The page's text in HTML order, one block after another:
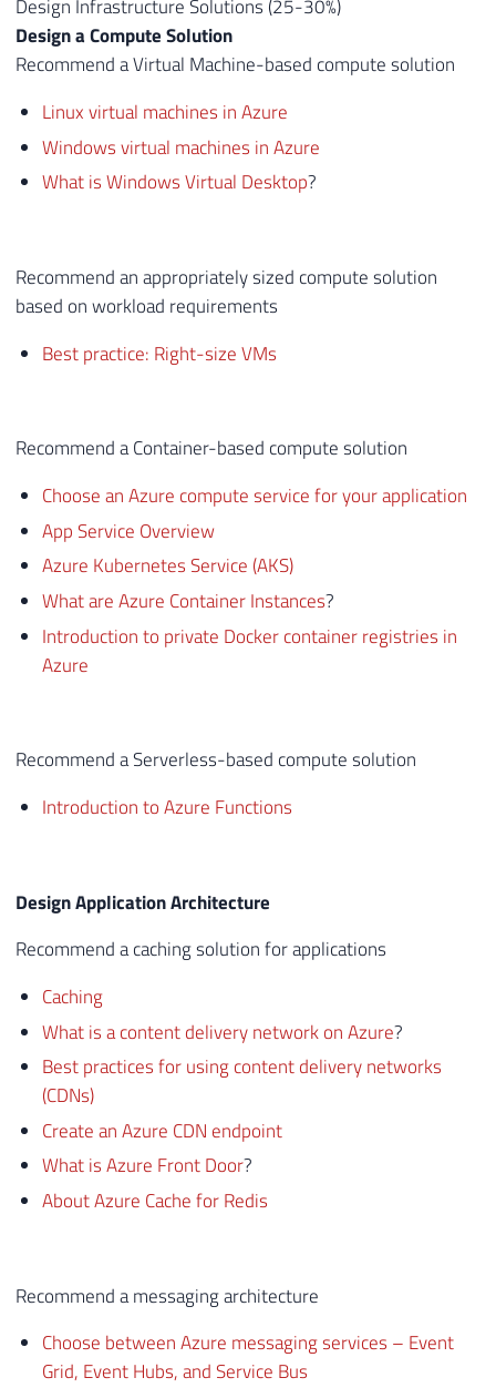
Design Infrastructure Solutions (25-30%)
Design a Compute Solution
Recommend a Virtual Machine-based compute solution
Linux virtual machines in Azure
Windows virtual machines in Azure
What is Windows Virtual Desktop?
Recommend an appropriately sized compute solution
based on workload requirements
Best practice: Right-size VMs
Recommend a Container-based compute solution
Choose an Azure compute service for your application
App Service Overview
Azure Kubernetes Service (AKS)
What are Azure Container Instances?
Introduction to private Docker container registries in
Azure
Recommend a Serverless-based compute solution
Introduction to Azure Functions
Design Application Architecture
Recommend a caching solution for applications
Caching
What is a content delivery network on Azure?
Best practices for using content delivery networks
(CDNs)
Create an Azure CDN endpoint
What is Azure Front Door?
About Azure Cache for Redis
Recommend a messaging architecture
Choose between Azure messaging services – Event
Grid, Event Hubs, and Service Bus